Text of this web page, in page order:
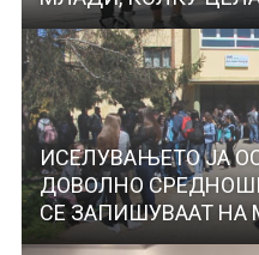
ИСЕЛУВАЊЕТО ЈА
ДОВОЛНО
СЕ ЗАПИШУВААТ